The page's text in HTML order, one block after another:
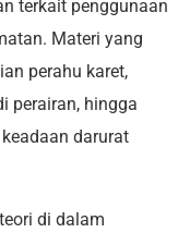
terkait penggunaan
Materi yang
perahu karet,
perairan, hingga
darurat
di dalam